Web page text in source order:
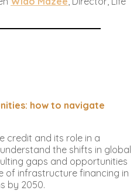
how to navigate
credit and its role in a
the shifts in global
gaps and opportunities
of infrastructure financing in
by 2050.